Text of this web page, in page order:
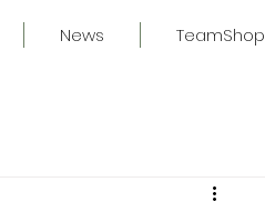
News TeamShop